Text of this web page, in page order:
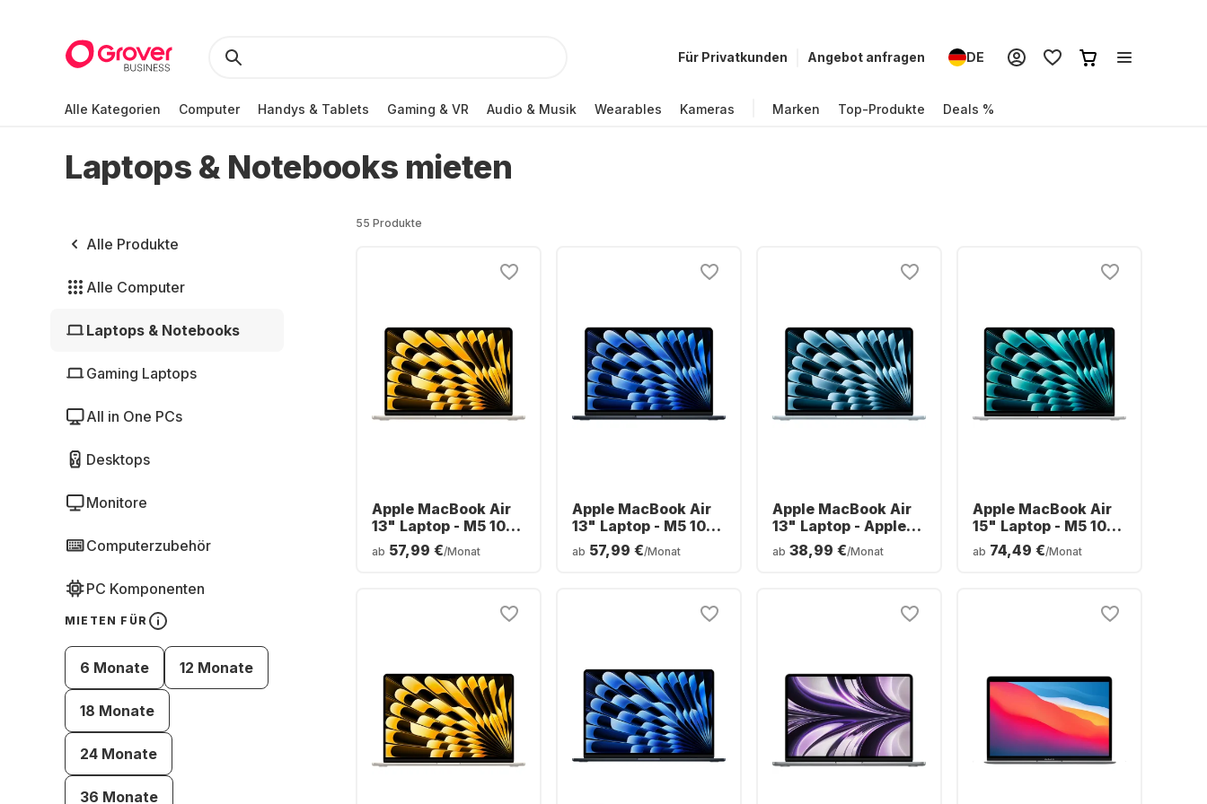
Für Privatkunden Angebot anfragen DE
Alle Kategorien Computer Handys & Tablets Gaming & VR Audio & Musik Wearables Kameras Marken Top-Produkte Deals %
Laptops & Notebooks mieten
Alle Produkte
Alle Computer
Laptops & Notebooks
Gaming Laptops
All in One PCs
Desktops
Monitore
Computerzubehör
PC Komponenten
MIETEN FÜR
6 Monate 12 Monate
18 Monate
24 Monate
36 Monate
55 Produkte
Apple MacBook Air
13" Laptop - M5 10-
Core - 16 GB - 1 TB
SSD - 10-Core-CPU -
ab 57,99 €/Monat
Apple MacBook Air
13" Laptop - M5 10-
Core - 16 GB - 1 TB
SSD - 10-Core-CPU -
ab 57,99 €/Monat
Apple MacBook Air
13" Laptop - Apple
M5 - 16 GB - 512 GB
SSD - Apple 8-Core -
ab 38,99 €/Monat
Apple MacBook Air
15" Laptop - M5 10-
Core - 24 GB - 1 TB
SSD - 10-Core-CPU -
ab 74,49 €/Monat